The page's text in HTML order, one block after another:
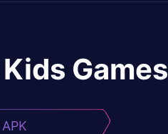
Games
APK